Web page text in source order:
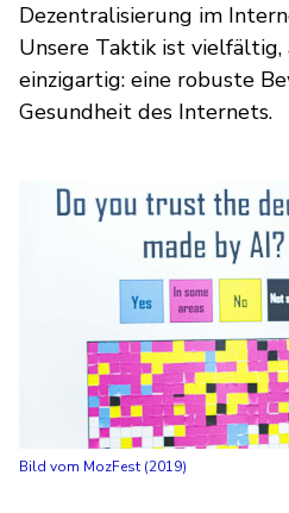
Dezentralisierung im
Unsere Taktik ist vielfältig,
einzigartig: eine robuste
Gesundheit des Internets.
Bild vom MozFest (2019)